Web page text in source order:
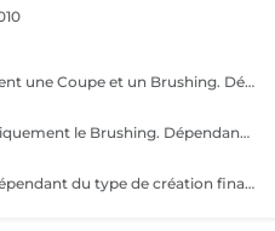
Le Forfait Coupe Coiffage contient une Coupe et un Brushing. Dépendant de la longueur des cheveux, le prix peut varier. En cas de questions veuillez appeler au +352 26 31 07 11.
Le Forfait Brushing contient uniquement le Brushing. Dépendant de la longueur des cheveux, le prix peut varier. En cas de questions veuillez appeler au +352 26 31 07 11.
Le prix peut varier à la hausse dépendant du type de création finalement réalisée.